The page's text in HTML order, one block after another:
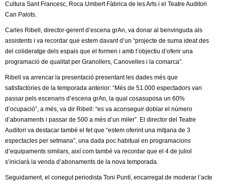
n
o
e
s
Cultura Sant Francesc, Roca Umbert Fàbrica de les Arts i el Teatre Auditori
Can Palots.
Carles Ribell, director-gerent d’escena grAn, va donar al benvinguda als
assistents i va recordar que estem davant d’un “projecte de suma ideat des
del colideratge dels espais que el formen i amb l’objectiu d’oferir una
programació de qualitat per Granollers, Canovelles i la comarca”.
Ribell va arrencar la presentació presentant les dades més que
satisfactòries de la temporada anterior: “Més de 51.000 espectadors van
passar pels escenaris d’escena grAn, la qual cosasuposa un 60%
d’ocupació”, a més, va dir Ribell: “es va aconseguir doblar el número
d’abonaments i passar de 500 a més d’un miler”. El director del Teatre
Auditori va destacar també el fet que “estem oferint una mitjana de 3
espectacles per setmana”, una dada poc habitual en programacions
d’equipaments similars, així com també va recordar que el 4 de juliol
s’iniciarà la venda d’abonaments de la nova temporada.
Seguidament, el conegut periodista Toni Puntí, encarregat de moderar l’acte